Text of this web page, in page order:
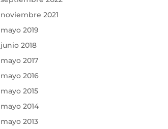
noviembre 2021
mayo 2019
junio 2018
mayo 2017
mayo 2016
mayo 2015
mayo 2014
mayo 2013